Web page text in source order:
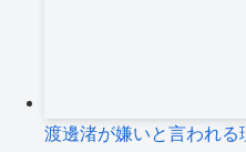
渡邊渚が嫌いと言われ